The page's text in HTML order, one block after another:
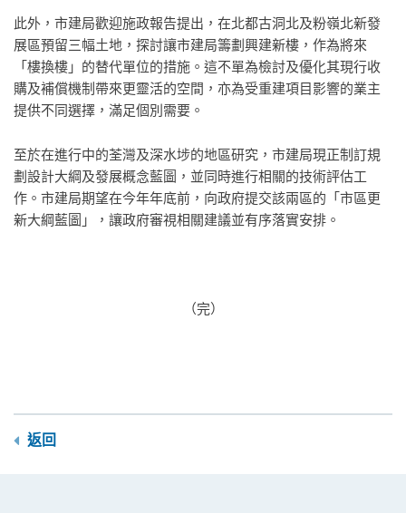
此外，市建局歡迎施政報告提出，在北都古洞北及粉嶺北新發
展區預留三幅土地，探討讓市建局籌劃興建新樓，作為將來
「樓換樓」的替代單位的措施。這不單為檢討及優化其現行收
購及補償機制帶來更靈活的空間，亦為受重建項目影響的業主
提供不同選擇，滿足個別需要。
至於在進行中的荃灣及深水埗的地區研究，市建局現正制訂規
劃設計大綱及發展概念藍圖，並同時進行相關的技術評估工
作。市建局期望在今年年底前，向政府提交該兩區的「市區更
新大綱藍圖」，讓政府審視相關建議並有序落實安排。
（完）
返回